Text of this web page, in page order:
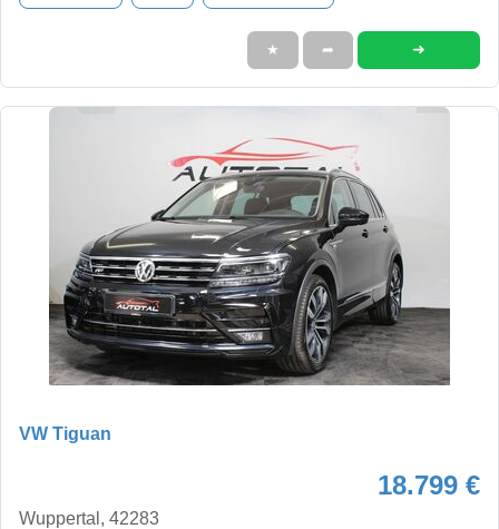
★ ➦ ➜
VW Tiguan
18.799 €
Wuppertal, 42283